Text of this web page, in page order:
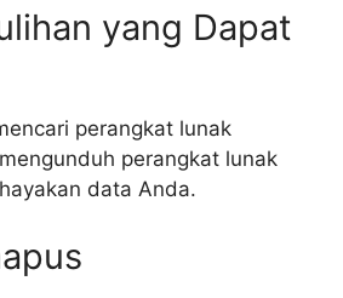
yang Dapat
perangkat lunak
perangkat lunak
data Anda.